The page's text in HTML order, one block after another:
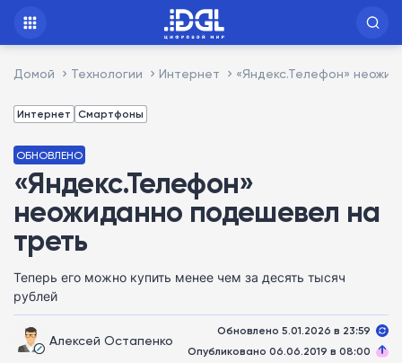
Домой Технологии Интернет «Яндекс.Телефон»
Интернет Смартфоны
ОБНОВЛЕНО
«Яндекс.Телефон»
неожиданно подешевел на
треть
Теперь его можно купить менее чем за десять тысяч
рублей
Алексей Остапенко
Обновлено 5.01.2026 в 23:59
Опубликовано 06.06.2019 в 08:00